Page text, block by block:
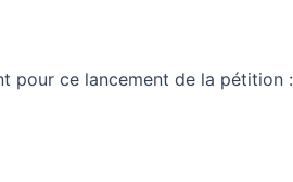
pour ce lancement de la pétition :